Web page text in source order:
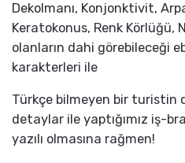
Dekolmanı, Konjonktivit,
Keratokonus, Renk Körlüğü,
olanların dahi görebileceği
karakterleri ile
Türkçe bilmeyen bir turistin
detaylar ile yaptığımız iş-
yazılı olmasına rağmen!